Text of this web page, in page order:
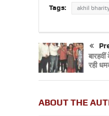
Tags: akhil
रही
ABOUT THE